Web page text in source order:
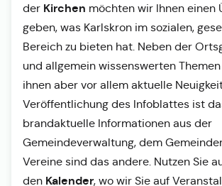
der Kirchen möchten wir Ihnen einen
geben, was Karlskron im sozialen,
Bereich zu bieten hat. Neben der
und allgemein wissenswerten
ihnen aber vor allem aktuelle
Veröffentlichung des Infoblattes ist
brandaktuelle Informationen aus der
Gemeindeverwaltung, dem
Vereine sind das andere. Nutzen Sie
den Kalender, wo wir Sie auf